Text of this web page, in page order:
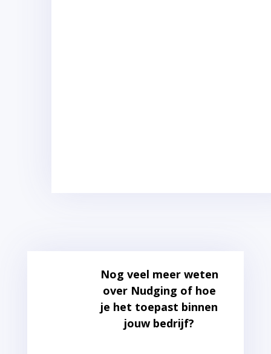
Nog veel meer weten
over Nudging of hoe
je het toepast binnen
jouw bedrijf?